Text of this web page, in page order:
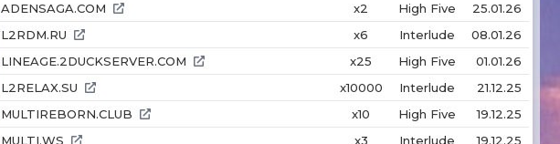
ADENSAGA.COM x2 High Five 25.01.26
L2RDM.RU x6 Interlude 08.01.26
LINEAGE.2DUCKSERVER.COM x25 High Five 01.01.26
L2RELAX.SU x10000 Interlude 21.12.25
MULTIREBORN.CLUB x10 High Five 19.12.25
MULTI.WS x3 Interlude 19.12.25